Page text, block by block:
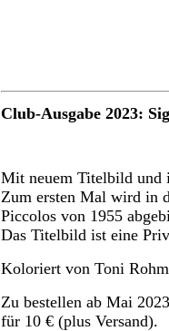
Club-Ausgabe 2023:
Mit neuem Titelbild und
Zum ersten Mal wird in
Piccolos von 1955
Das Titelbild ist eine
Koloriert von Toni
Zu bestellen ab Mai
für 10 € (plus Versand).